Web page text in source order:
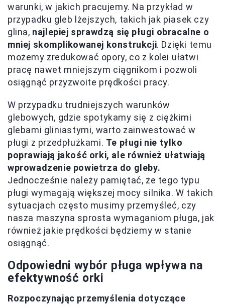
warunki, w jakich pracujemy. Na przykład w
przypadku gleb lżejszych, takich jak piasek czy
glina, najlepiej sprawdzą się pługi obracalne o
mniej skomplikowanej konstrukcji. Dzięki temu
możemy zredukować opory, co z kolei ułatwi
pracę nawet mniejszym ciągnikom i pozwoli
osiągnąć przyzwoite prędkości pracy.
W przypadku trudniejszych warunków
glebowych, gdzie spotykamy się z ciężkimi
glebami gliniastymi, warto zainwestować w
pługi z przedpłużkami. Te pługi nie tylko
poprawiają jakość orki, ale również ułatwiają
wprowadzenie powietrza do gleby.
Jednocześnie należy pamiętać, że tego typu
pługi wymagają większej mocy silnika. W takich
sytuacjach często musimy przemyśleć, czy
nasza maszyna sprosta wymaganiom pługa, jak
również jakie prędkości będziemy w stanie
osiągnąć.
Odpowiedni wybór pługa wpływa na
efektywność orki
Rozpoczynając przemyślenia dotyczące